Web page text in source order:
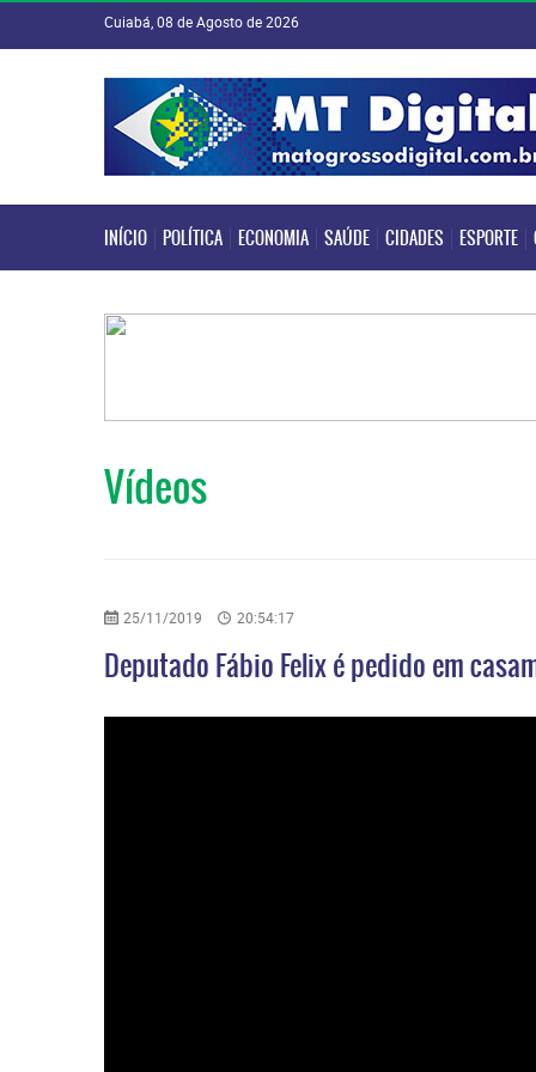
Cuiabá, 08 de Agosto de 2026
INÍCIO POLÍTICA ECONOMIA SAÚDE CIDADES ESPORTE
INÍCIO POLÍTICA ECONOMIA
Vídeos
25/11/2019 20:54:17
Deputado Fábio Felix é pedido em